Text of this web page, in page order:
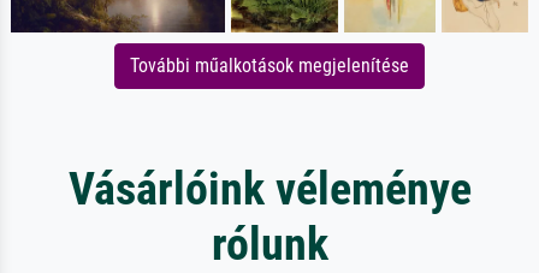
További műalkotások megjelenítése
Vásárlóink véleménye
rólunk